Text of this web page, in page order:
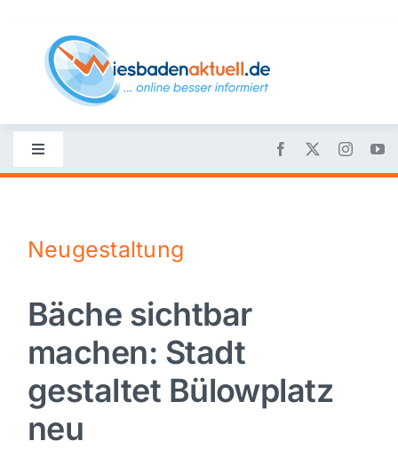
content
Toggle
Navigation
Nachrichten
Politik
Wirtschaft
Sport
Neugestaltung
Bäche sichtbar
machen: Stadt
gestaltet Bülowplatz
neu